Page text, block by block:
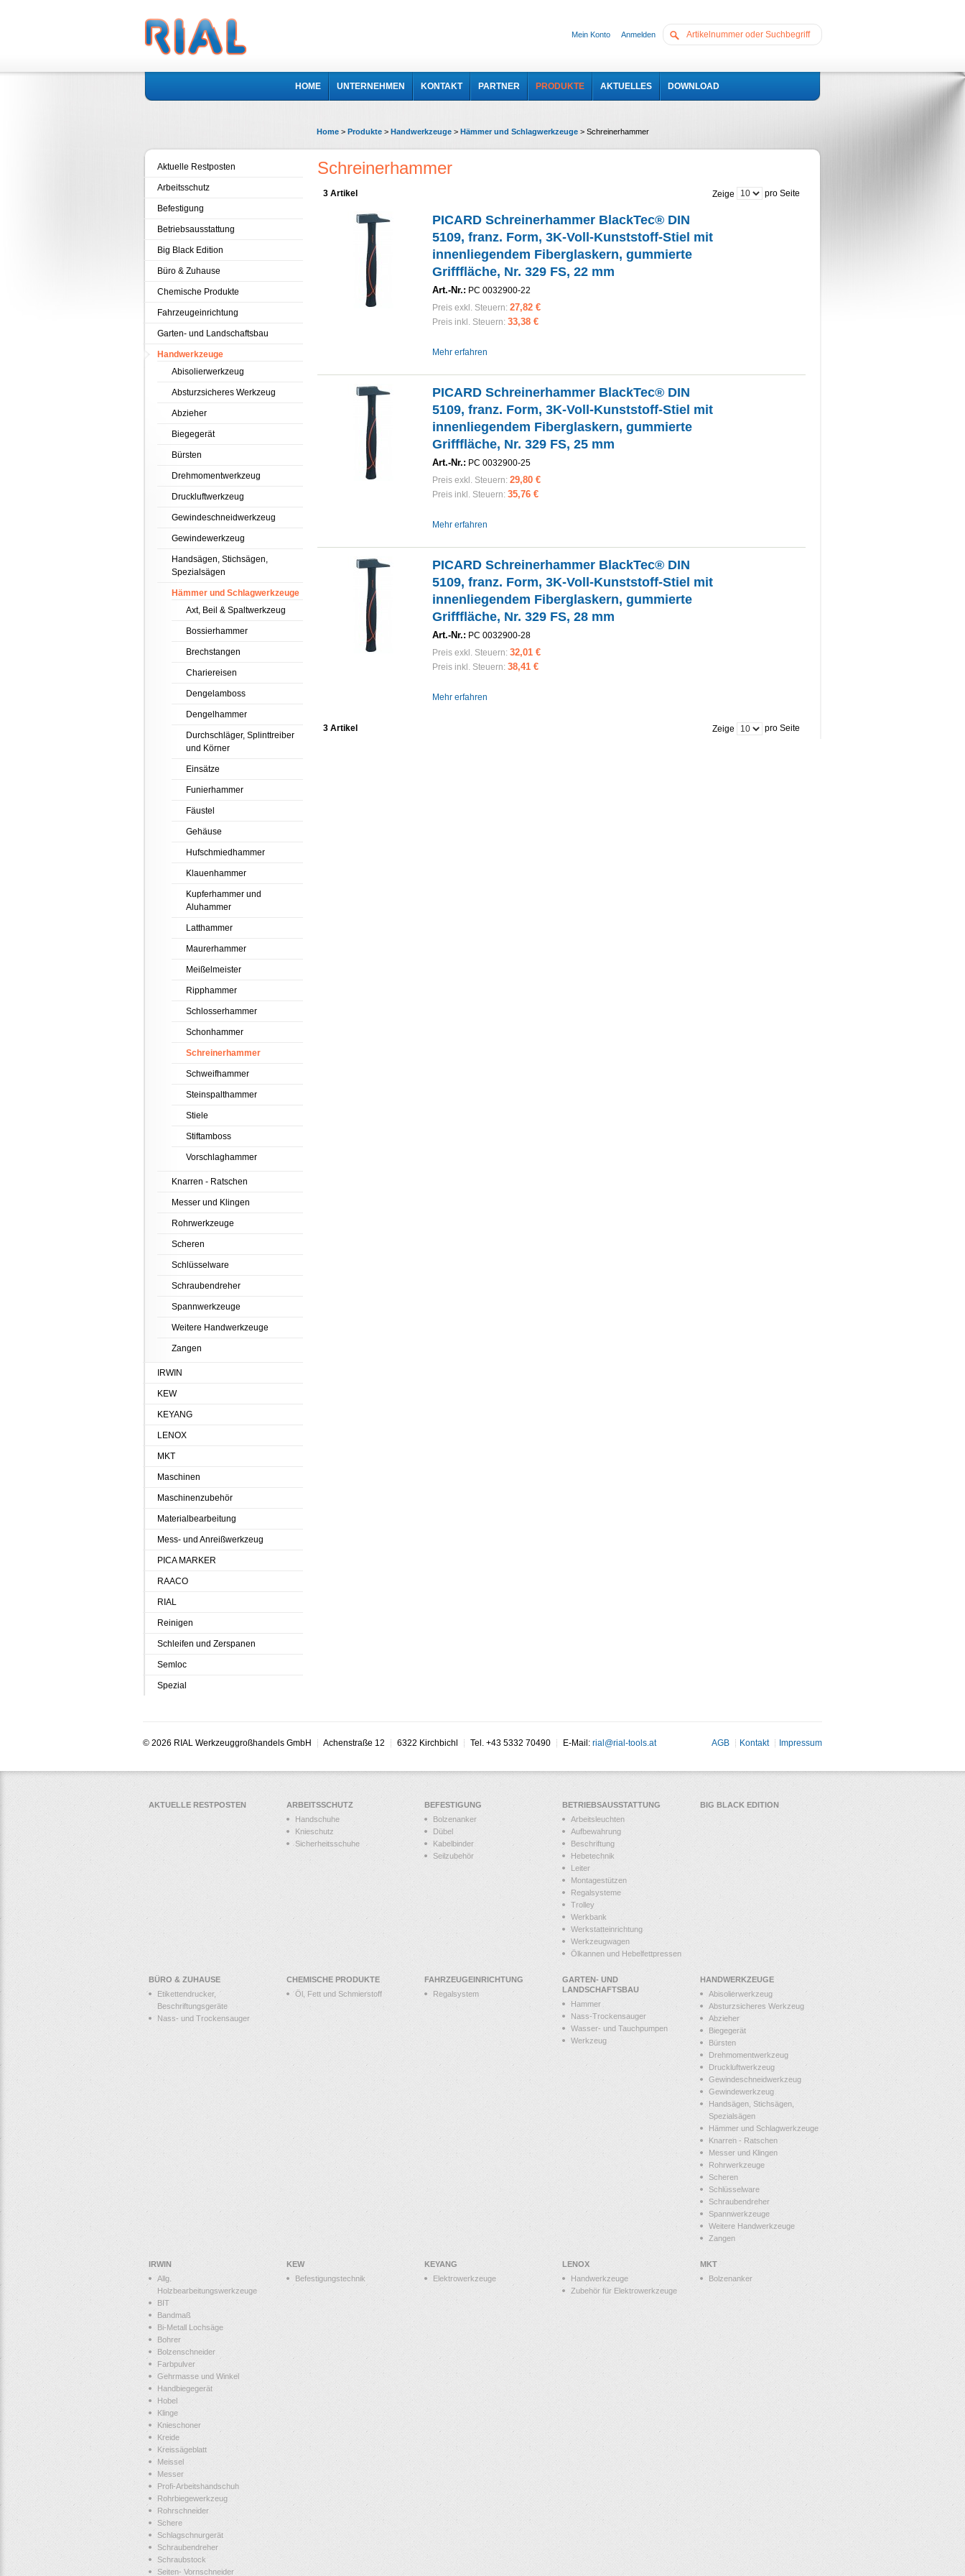
Mein Konto Anmelden
HOME UNTERNEHMEN KONTAKT PARTNER PRODUKTE AKTUELLES DOWNLOAD
Home > Produkte > Handwerkzeuge > Hämmer und Schlagwerkzeuge > Schreinerhammer
Schreinerhammer
3 Artikel Zeige pro Seite
PICARD Schreinerhammer BlackTec® DIN
5109, franz. Form, 3K-Voll-Kunststoff-Stiel mit
innenliegendem Fiberglaskern, gummierte
Grifffläche, Nr. 329 FS, 22 mm
Art.-Nr.: PC 0032900-22
Preis exkl. Steuern: 27,82 €
Preis inkl. Steuern: 33,38 €
Mehr erfahren
PICARD Schreinerhammer BlackTec® DIN
5109, franz. Form, 3K-Voll-Kunststoff-Stiel mit
innenliegendem Fiberglaskern, gummierte
Grifffläche, Nr. 329 FS, 25 mm
Art.-Nr.: PC 0032900-25
Preis exkl. Steuern: 29,80 €
Preis inkl. Steuern: 35,76 €
Mehr erfahren
PICARD Schreinerhammer BlackTec® DIN
5109, franz. Form, 3K-Voll-Kunststoff-Stiel mit
innenliegendem Fiberglaskern, gummierte
Grifffläche, Nr. 329 FS, 28 mm
Art.-Nr.: PC 0032900-28
Preis exkl. Steuern: 32,01 €
Preis inkl. Steuern: 38,41 €
Mehr erfahren
3 Artikel Zeige pro Seite
Aktuelle Restposten
Arbeitsschutz
Befestigung
Betriebsausstattung
Big Black Edition
Büro & Zuhause
Chemische Produkte
Fahrzeugeinrichtung
Garten- und Landschaftsbau
Handwerkzeuge
Abisolierwerkzeug
Absturzsicheres Werkzeug
Abzieher
Biegegerät
Bürsten
Drehmomentwerkzeug
Druckluftwerkzeug
Gewindeschneidwerkzeug
Gewindewerkzeug
Handsägen, Stichsägen,
Spezialsägen
Hämmer und Schlagwerkzeuge
Axt, Beil & Spaltwerkzeug
Bossierhammer
Brechstangen
Chariereisen
Dengelamboss
Dengelhammer
Durchschläger, Splinttreiber
und Körner
Einsätze
Funierhammer
Fäustel
Gehäuse
Hufschmiedhammer
Klauenhammer
Kupferhammer und
Aluhammer
Latthammer
Maurerhammer
Meißelmeister
Ripphammer
Schlosserhammer
Schonhammer
Schreinerhammer
Schweifhammer
Steinspalthammer
Stiele
Stiftamboss
Vorschlaghammer
Knarren - Ratschen
Messer und Klingen
Rohrwerkzeuge
Scheren
Schlüsselware
Schraubendreher
Spannwerkzeuge
Weitere Handwerkzeuge
Zangen
IRWIN
KEW
KEYANG
LENOX
MKT
Maschinen
Maschinenzubehör
Materialbearbeitung
Mess- und Anreißwerkzeug
PICA MARKER
RAACO
RIAL
Reinigen
Schleifen und Zerspanen
Semloc
Spezial
© 2026 RIAL Werkzeuggroßhandels GmbH Achenstraße 12 6322 Kirchbichl Tel. +43 5332 70490 E-Mail: rial@rial-tools.at Impressum
Kontakt
AGB
AKTUELLE RESTPOSTEN
ARBEITSSCHUTZ
Handschuhe
Knieschutz
Sicherheitsschuhe
BEFESTIGUNG
Bolzenanker
Dübel
Kabelbinder
Seilzubehör
BETRIEBSAUSSTATTUNG
Arbeitsleuchten
Aufbewahrung
Beschriftung
Hebetechnik
Leiter
Montagestützen
Regalsysteme
Trolley
Werkbank
Werkstatteinrichtung
Werkzeugwagen
Ölkannen und Hebelfettpressen
BIG BLACK EDITION
BÜRO & ZUHAUSE
Etikettendrucker,
Beschriftungsgeräte
Nass- und Trockensauger
CHEMISCHE PRODUKTE
Öl, Fett und Schmierstoff
FAHRZEUGEINRICHTUNG
Regalsystem
GARTEN- UND
LANDSCHAFTSBAU
Hammer
Nass-Trockensauger
Wasser- und Tauchpumpen
Werkzeug
HANDWERKZEUGE
Abisolierwerkzeug
Absturzsicheres Werkzeug
Abzieher
Biegegerät
Bürsten
Drehmomentwerkzeug
Druckluftwerkzeug
Gewindeschneidwerkzeug
Gewindewerkzeug
Handsägen, Stichsägen,
Spezialsägen
Hämmer und Schlagwerkzeuge
Knarren - Ratschen
Messer und Klingen
Rohrwerkzeuge
Scheren
Schlüsselware
Schraubendreher
Spannwerkzeuge
Weitere Handwerkzeuge
Zangen
IRWIN
Allg.
Holzbearbeitungswerkzeuge
BIT
Bandmaß
Bi-Metall Lochsäge
Bohrer
Bolzenschneider
Farbpulver
Gehrmasse und Winkel
Handbiegegerät
Hobel
Klinge
Knieschoner
Kreide
Kreissägeblatt
Meissel
Messer
Profi-Arbeitshandschuh
Rohrbiegewerkzeug
Rohrschneider
Schere
Schlagschnurgerät
Schraubendreher
Schraubstock
Seiten- Vornschneider
KEW
Befestigungstechnik
KEYANG
Elektrowerkzeuge
LENOX
Handwerkzeuge
Zubehör für Elektrowerkzeuge
MKT
Bolzenanker